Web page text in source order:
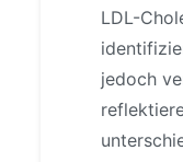
LDL-
jedoch